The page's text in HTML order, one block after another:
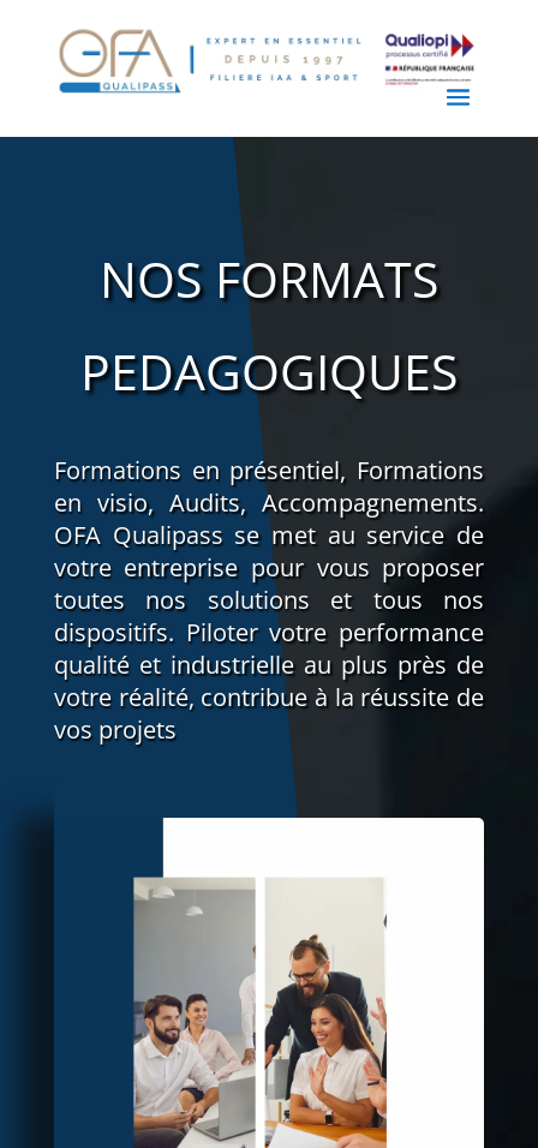
NOS FORMATS
PEDAGOGIQUES
Formations en présentiel, Formations
en visio, Audits, Accompagnements.
OFA Qualipass se met au service de
votre entreprise pour vous proposer
toutes nos solutions et tous nos
dispositifs. Piloter votre performance
qualité et industrielle au plus près de
votre réalité, contribue à la réussite de
vos projets